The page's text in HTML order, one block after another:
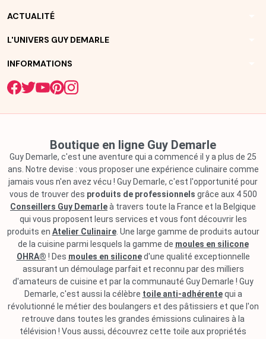
ACTUALITÉ
L'UNIVERS GUY DEMARLE
INFORMATIONS
Boutique en ligne Guy Demarle
Guy Demarle, c'est une aventure qui a commencé il y a plus de 25
ans. Notre devise : vous proposer une expérience culinaire comme
jamais vous n'en avez vécu ! Guy Demarle, c'est l'opportunité pour
vous de trouver des produits de professionnels grâce aux 4 500
Conseillers Guy Demarleà travers toute la France et la Belgique
qui vous proposent leurs services et vous font découvrir les
produits en Atelier Culinaire. Une large gamme de produits autour
de la cuisine parmi lesquels la gamme de moules en silicone
OHRA® ! Des moules en siliconed'une qualité exceptionnelle
assurant un démoulage parfait et reconnu par des milliers
d'amateurs de cuisine et par la communauté Guy Demarle ! Guy
Demarle, c'est aussi la célèbre toile anti-adhérentequi a
révolutionné le métier des boulangers et des pâtissiers et que l'on
retrouve dans toutes les grandes émissions culinaires à la
télévision ! Vous aussi, découvrez cette toile aux propriétés